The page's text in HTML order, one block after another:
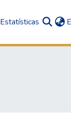
Estatísticas